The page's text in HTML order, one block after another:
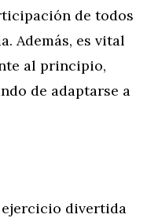
de todos
Además, es vital
al principio,
de adaptarse a
divertida